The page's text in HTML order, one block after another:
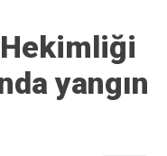
yangın